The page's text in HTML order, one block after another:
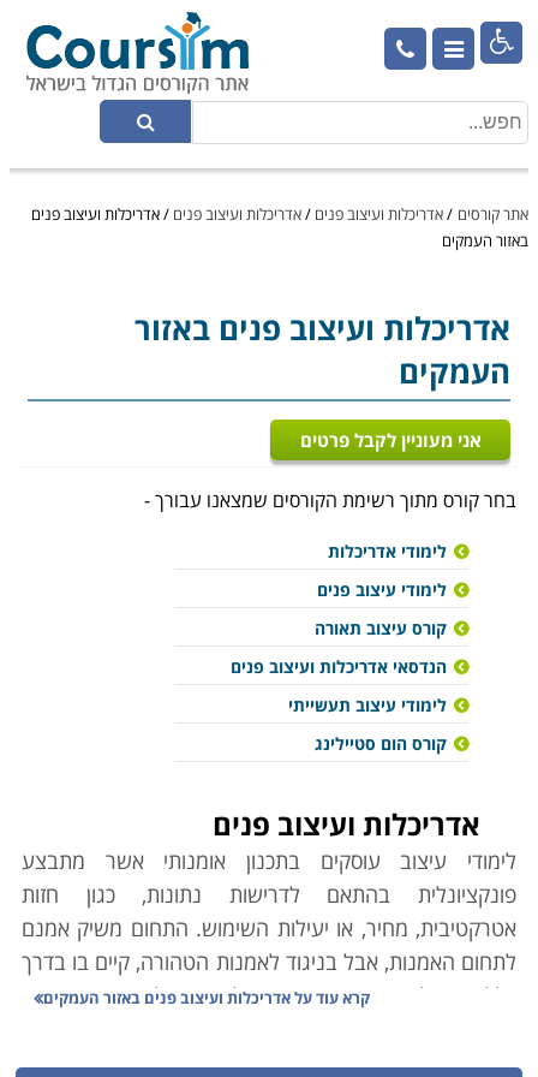

אתר קורסים /אדריכלות ועיצוב פנים /אדריכלות ועיצוב פנים /אדריכלות ועיצוב פנים
באזור העמקים
אדריכלות ועיצוב פנים באזור
העמקים
אני מעוניין לקבל פרטים
בחר קורס מתוך רשימת הקורסים שמצאנו עבורך -
לימודי אדריכלות
לימודי עיצוב פנים
קורס עיצוב תאורה
הנדסאי אדריכלות ועיצוב פנים
לימודי עיצוב תעשייתי
קורס הום סטיילינג
אדריכלות ועיצוב פנים
לימודי עיצוב עוסקים בתכנון אומנותי אשר מתבצע
פונקציונלית בהתאם לדרישות נתונות, כגון חזות
אטרקטיבית, מחיר, או יעילות השימוש. התחום משיק אמנם
לתחום האמנות, אבל בניגוד לאמנות הטהורה, קיים בו בדרך
כלל צורך להתאים את התוצרים לדרישות לקוח, תוך שימוש
כמו האמנות, העיצוב עושה שימוש במסרים אסתטיים
קרא עוד עלאדריכלות ועיצוב פנים באזור העמקים